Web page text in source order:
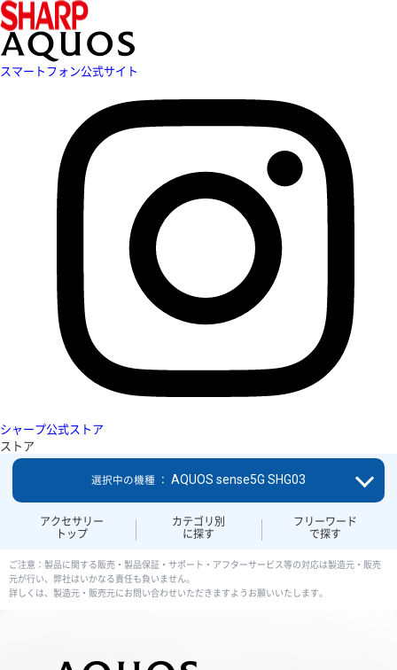
スマートフォン公式サイト
シャープ公式ストア
ストア
アクセサリー
トップ
カテゴリ別
に探す
フリーワード
で探す
選択中の機種 ： AQUOS sense5G SHG03
ご注意：製品に関する販売・製品保証・サポート・アフターサービス等の対応は製造元・販売
元が行い、弊社はいかなる責任も負いません。
詳しくは、製造元・販売元にお問い合わせいただきますようお願いいたします。